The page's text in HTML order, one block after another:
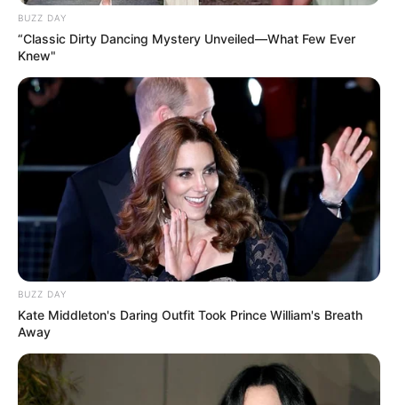
BUZZ DAY
“Classic Dirty Dancing Mystery Unveiled—What Few Ever
Knew"
BUZZ DAY
Kate Middleton's Daring Outfit Took Prince William's Breath
Away